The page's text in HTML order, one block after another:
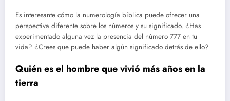
Es interesante cómo la numerología bíblica puede ofrecer una
perspectiva diferente sobre los números y su significado. ¿Has
experimentado alguna vez la presencia del número 777 en tu
vida? ¿Crees que puede haber algún significado detrás de ello?
Quién es el hombre que vivió más años en la
tierra